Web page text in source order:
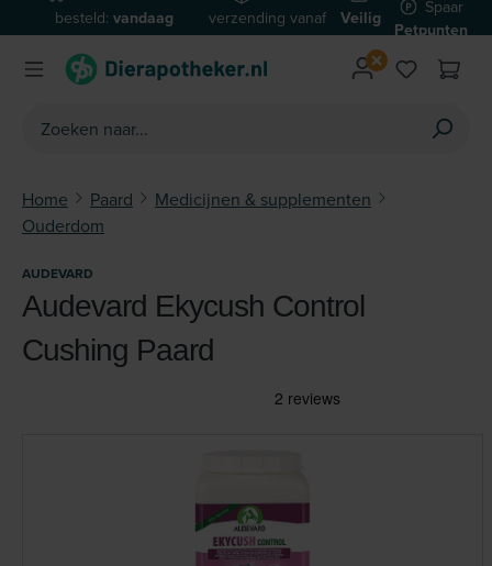
Ga naar de hoofdinhoud
besteld: vandaag
verzonden*
verzending vanaf
€59
Veilig
betalen
Spaar
Petpunten
Home Paard
Medicijnen & supplementen
Ouderdom
AUDEVARD
Audevard Ekycush Control
Cushing Paard